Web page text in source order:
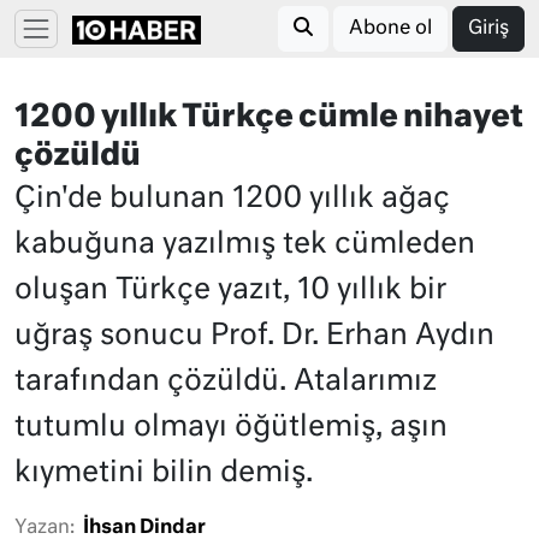
Abone ol Giriş
1200 yıllık Türkçe cümle nihayet
çözüldü
Çin'de bulunan 1200 yıllık ağaç
kabuğuna yazılmış tek cümleden
oluşan Türkçe yazıt, 10 yıllık bir
uğraş sonucu Prof. Dr. Erhan Aydın
tarafından çözüldü. Atalarımız
tutumlu olmayı öğütlemiş, aşın
kıymetini bilin demiş.
Yazan: İhsan Dindar